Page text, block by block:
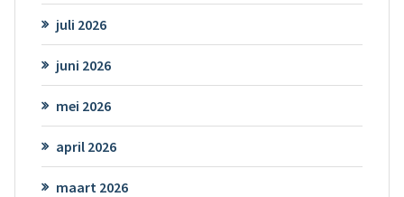
juli 2026
juni 2026
mei 2026
april 2026
maart 2026